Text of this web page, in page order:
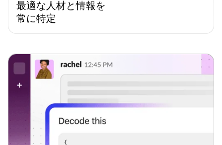
最適な人材と情報を
常に特定